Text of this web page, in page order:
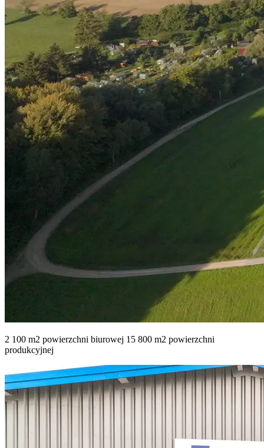
2 100 m2 powierzchni biurowej 15 800 m2 powierzchni
produkcyjnej